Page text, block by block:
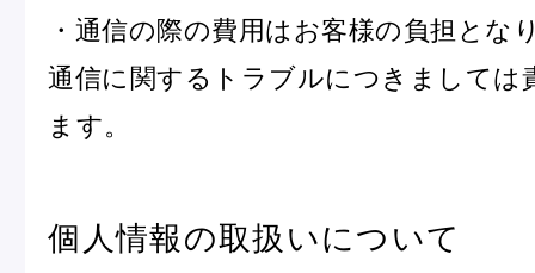
・通信の際の費用はお客様の負担とな
通信に関するトラブルにつきましては
ます。
個人情報の取扱いについて